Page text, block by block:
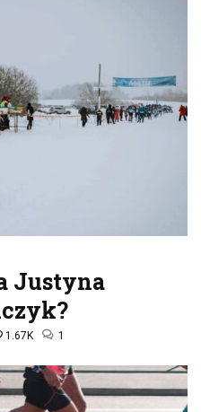
Justyna
1.67K 1